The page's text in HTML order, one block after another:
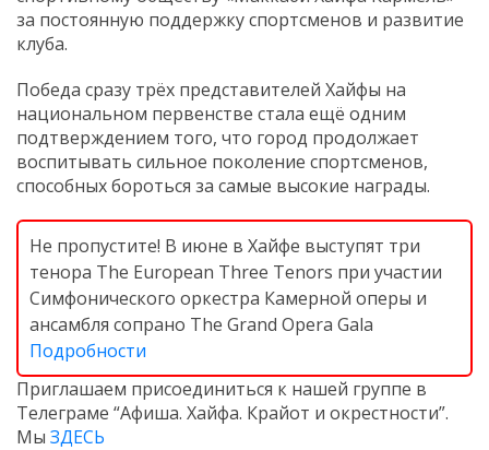
за постоянную поддержку спортсменов и развитие
клуба.
Победа сразу трёх представителей Хайфы на
национальном первенстве стала ещё одним
подтверждением того, что город продолжает
воспитывать сильное поколение спортсменов,
способных бороться за самые высокие награды.
Не пропустите! В июне в Хайфе выступят три
тенора The European Three Tenors при участии
Симфонического оркестра Камерной оперы и
ансамбля сопрано The Grand Opera Gala
Подробности
Приглашаем присоединиться к нашей группе в
Телеграме “Афиша. Хайфа. Крайот и окрестности”.
Мы ЗДЕСЬ